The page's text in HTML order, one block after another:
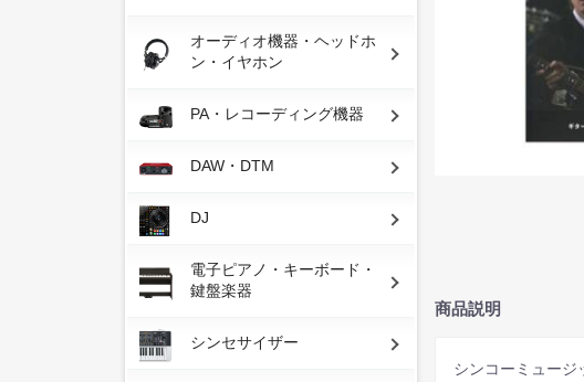
オーディオ機器・ヘッドホ
ン・イヤホン
PA・レコーディング機器
DAW・DTM
DJ
電子ピアノ・キーボード・
鍵盤楽器
シンセサイザー
商品説明
シンコーミュージ